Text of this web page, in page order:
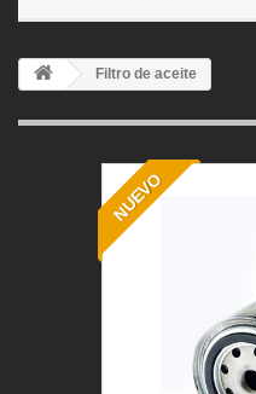
Filtro de aceite
NUEVO